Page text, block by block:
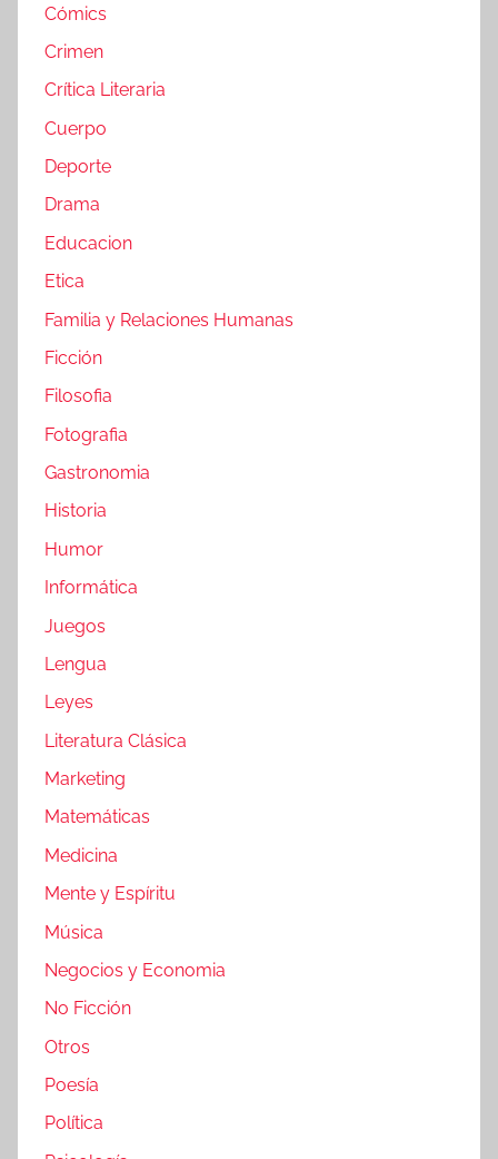
Cómics
Crimen
Crítica Literaria
Cuerpo
Deporte
Drama
Educacion
Etica
Familia y Relaciones Humanas
Ficción
Filosofia
Fotografia
Gastronomia
Historia
Humor
Informática
Juegos
Lengua
Leyes
Literatura Clásica
Marketing
Matemáticas
Medicina
Mente y Espíritu
Música
Negocios y Economia
No Ficción
Otros
Poesía
Política